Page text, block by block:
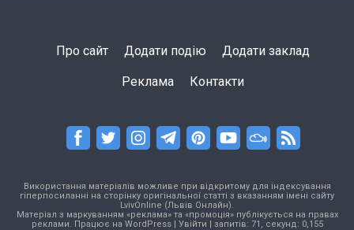
Про сайт Додати подію Додати заклад
Реклама Контакти
Використання матеріалів можливе при відкритому для індексування
гіперпосиланні на сторінку оригінальної статті з вказанням імені сайту
LvivOnline (Львів Онлайн).
Матеріал з маркуванням «реклама» та «промоція» публікується на правах
реклами. Працює на WordPress| Увійти | запитів: 71, секунд: 0,155